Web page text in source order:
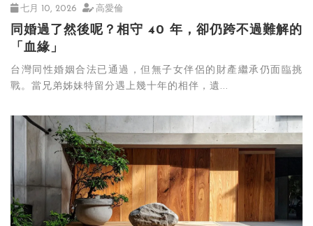
七月 10, 2026 高愛倫
同婚過了然後呢？相守 40 年，卻仍跨不過難解的
「血緣」
台灣同性婚姻合法已通過，但無子女伴侶的財產繼承仍面臨挑
戰。當兄弟姊妹特留分遇上幾十年的相伴，遺...